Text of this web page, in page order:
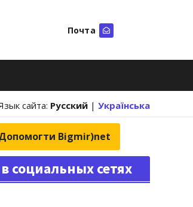
Почта
сайта: Русский | Українська
Bigmir)net
социальных сетях